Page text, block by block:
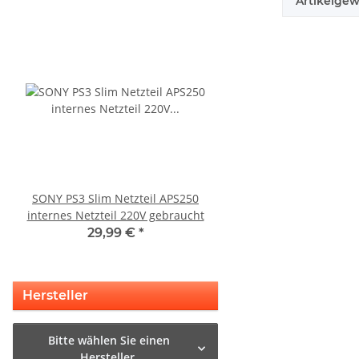
SONY PS3 Slim Netzteil APS250
internes Netzteil 220V gebraucht
29,99 € *
Hersteller
Bitte wählen Sie einen